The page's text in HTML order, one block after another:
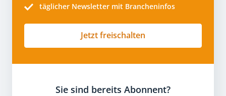
täglicher Newsletter mit Brancheninfos
Jetzt freischalten
Sie sind bereits Abonnent?